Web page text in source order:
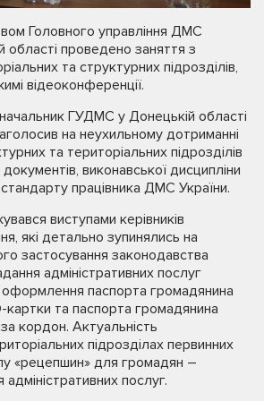
Головного управління ДМС
області проведено заняття з
та структурних підрозділів,
відеоконференції.
ГУДМС у Донецькій області
на неухильному дотриманні
та територіальних підрозділів
виконавської дисципліни
стандарту працівника ДМС України.
виступами керівників
які детально зупинялись на
застосування законодавства
адміністративних послуг
паспорта громадянина
картки та паспорта громадянина
кордон. Актуальність
підрозділах первинних
«рецепшин» для громадян –
адміністративних послуг.